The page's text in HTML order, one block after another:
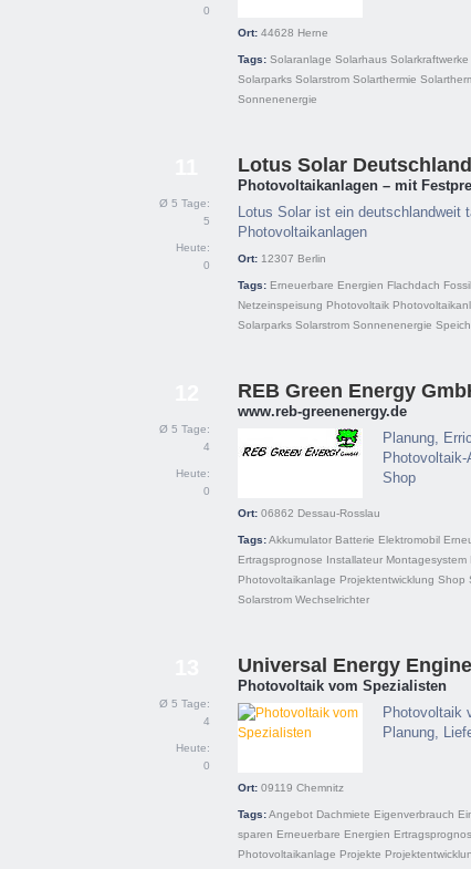
0
Ort: 44628 Herne
Tags: Solaranlage Solarhaus Solarkraftwerke
Solarparks Solarstrom Solarthermie
Sonnenenergie
Ø 5 Tage:
5
Heute:
0
Lotus Solar Deutschland
Photovoltaikanlagen – mit
Lotus Solar ist ein deutschlandweit
Photovoltaikanlagen
Ort: 12307 Berlin
Tags: Erneuerbare Energien Flachdach
Netzeinspeisung Photovoltaik
Solarparks Solarstrom Sonnenenergie
Ø 5 Tage:
4
Heute:
0
REB Green Energy
www.reb-greenenergy.de
Planung,
Shop
Ort: 06862 Dessau-Rosslau
Tags:Akkumulator Batterie Elektromobil
Ertragsprognose Installateur Montagesystem
Photovoltaikanlage Projektentwicklung Shop
Solarstrom Wechselrichter
Ø 5 Tage:
4
Heute:
0
Universal Energy
Photovoltaik vom Spezialisten
Photovoltaik
Planung,
Ort: 09119 Chemnitz
Tags:Angebot Dachmiete Eigenverbrauch
sparen Erneuerbare Energien
Photovoltaikanlage Projekte